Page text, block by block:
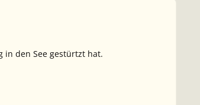
in den See gestürtzt hat.